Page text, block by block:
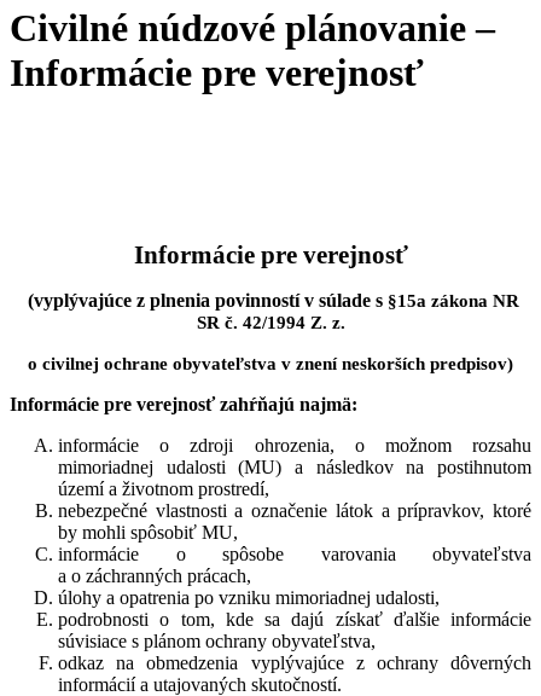
Civilné núdzové plánovanie –
Informácie pre verejnosť
Informácie pre verejnosť
(vyplývajúce z plnenia povinností v súlade s§15a zákona NR
SR č. 42/1994 Z. z.
o civilnej ochrane obyvateľstva v znení neskorších predpisov)
Informácie pre verejnosť zahŕňajú najmä:
informácie o zdroji ohrozenia, o možnom rozsahu
mimoriadnej udalosti (MU) a následkov na postihnutom
území a životnom prostredí,
nebezpečné vlastnosti a označenie látok a prípravkov, ktoré
by mohli spôsobiť MU,
informácie o spôsobe varovania obyvateľstva
a o záchranných prácach,
úlohy a opatrenia po vzniku mimoriadnej udalosti,
podrobnosti o tom, kde sa dajú získať ďalšie informácie
súvisiace s plánom ochrany obyvateľstva,
odkaz na obmedzenia vyplývajúce z ochrany dôverných
informácií a utajovaných skutočností.